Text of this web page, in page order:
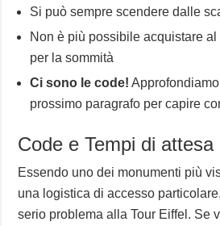
Si può sempre scendere dalle
Non è più possibile acquistare
per la sommità
Ci sono le code!
prossimo paragrafo per capire
Code e Tempi di attesa
Essendo uno dei monumenti più
una logistica di accesso
serio problema alla Tour Eiffel. Se